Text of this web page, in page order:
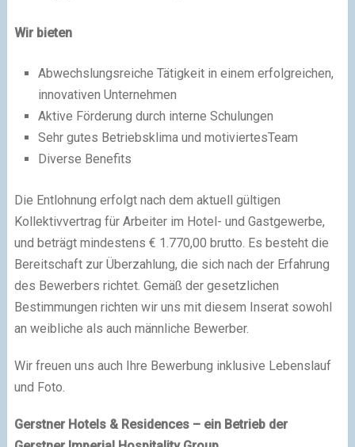
Wir bieten
Abwechslungsreiche Tätigkeit in einem erfolgreichen,
innovativen Unternehmen
Aktive Förderung durch interne Schulungen
Sehr gutes Betriebsklima und motiviertesTeam
Diverse Benefits
Die Entlohnung erfolgt nach dem aktuell gültigen
Kollektivvertrag für Arbeiter im Hotel- und Gastgewerbe,
und beträgt mindestens € 1.770,00 brutto. Es besteht die
Bereitschaft zur Überzahlung, die sich nach der Erfahrung
des Bewerbers richtet. Gemäß der gesetzlichen
Bestimmungen richten wir uns mit diesem Inserat sowohl
an weibliche als auch männliche Bewerber.
Wir freuen uns auch Ihre Bewerbung inklusive Lebenslauf
und Foto.
Gerstner Hotels & Residences – ein Betrieb der